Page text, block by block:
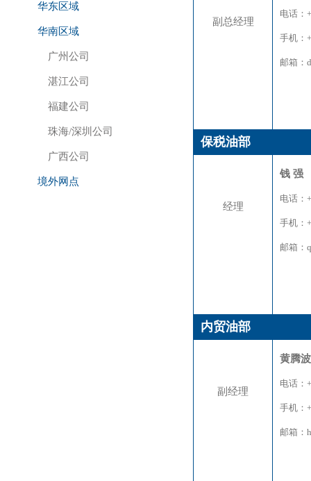
华东区域
华南区域
广州公司
湛江公司
福建公司
珠海/深圳公司
广西公司
境外网点
副总经理
电话：
手机：
邮箱：
保税油部
经理
钱 强
电话：
手机：
邮箱：
内贸油部
副经理
黄腾波
电话：
手机：
邮箱：